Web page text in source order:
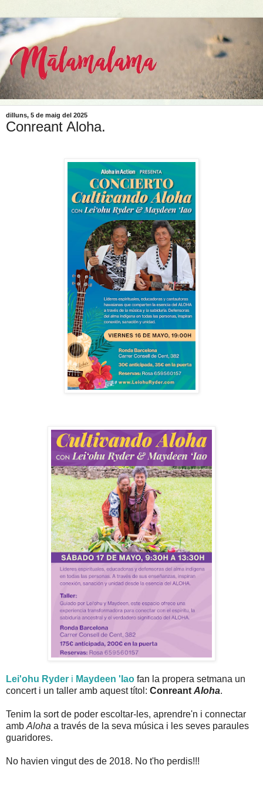
dilluns, 5 de maig del 2025
Conreant Aloha.
Lei'ohu Ryder i Maydeen 'Iao fan la propera setmana un
concert i un taller amb aquest títol: Conreant Aloha.
Tenim la sort de poder escoltar-les, aprendre'n i connectar
amb Aloha a través de la seva música i les seves paraules
guaridores.
No havien vingut des de 2018. No t'ho perdis!!!